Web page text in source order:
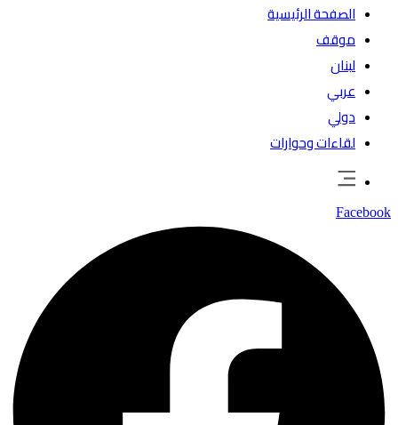
الصفحة الرئيسية
موقف
لبنان
عربي
دولي
لقاءات وحوارات
Facebook